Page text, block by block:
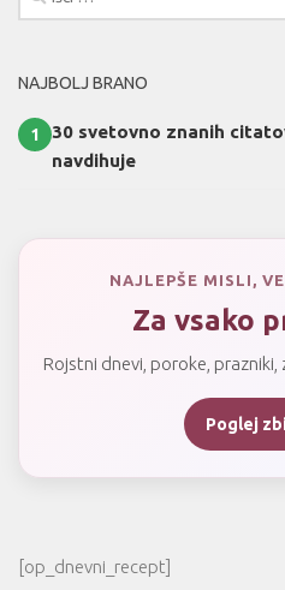
NAJBOLJ BRANO
1
30 svetovno znanih
navdihuje
NAJLEPŠE MISLI,
Za vsako
Rojstni dnevi, poroke,
Poglej
[op_dnevni_recept]